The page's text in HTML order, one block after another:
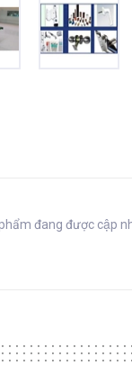
đang được cập